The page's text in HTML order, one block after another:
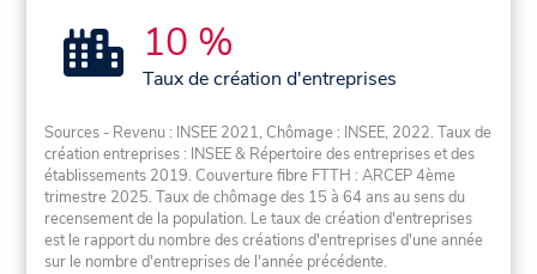
10 %
Taux de création d'entreprises
Sources - Revenu : INSEE 2021, Chômage : INSEE, 2022. Taux de
création entreprises : INSEE & Répertoire des entreprises et des
établissements 2019. Couverture fibre FTTH : ARCEP 4ème
trimestre 2025. Taux de chômage des 15 à 64 ans au sens du
recensement de la population. Le taux de création d'entreprises
est le rapport du nombre des créations d'entreprises d'une année
sur le nombre d'entreprises de l'année précédente.